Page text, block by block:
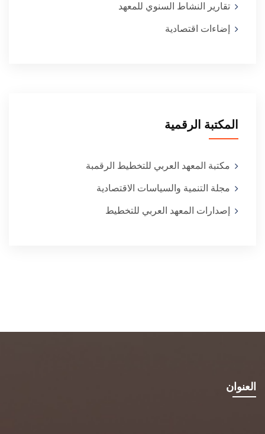
تقارير النشاط السنوي للمعهد
إضاءات اقتصادية
المكتبة الرقمية
مكتبة المعهد العربي للتخطيط الرقمبة
مجلة التنمية والسياسات الاقتصادية
إصدارات المعهد العربي للتخطيط
العنوان